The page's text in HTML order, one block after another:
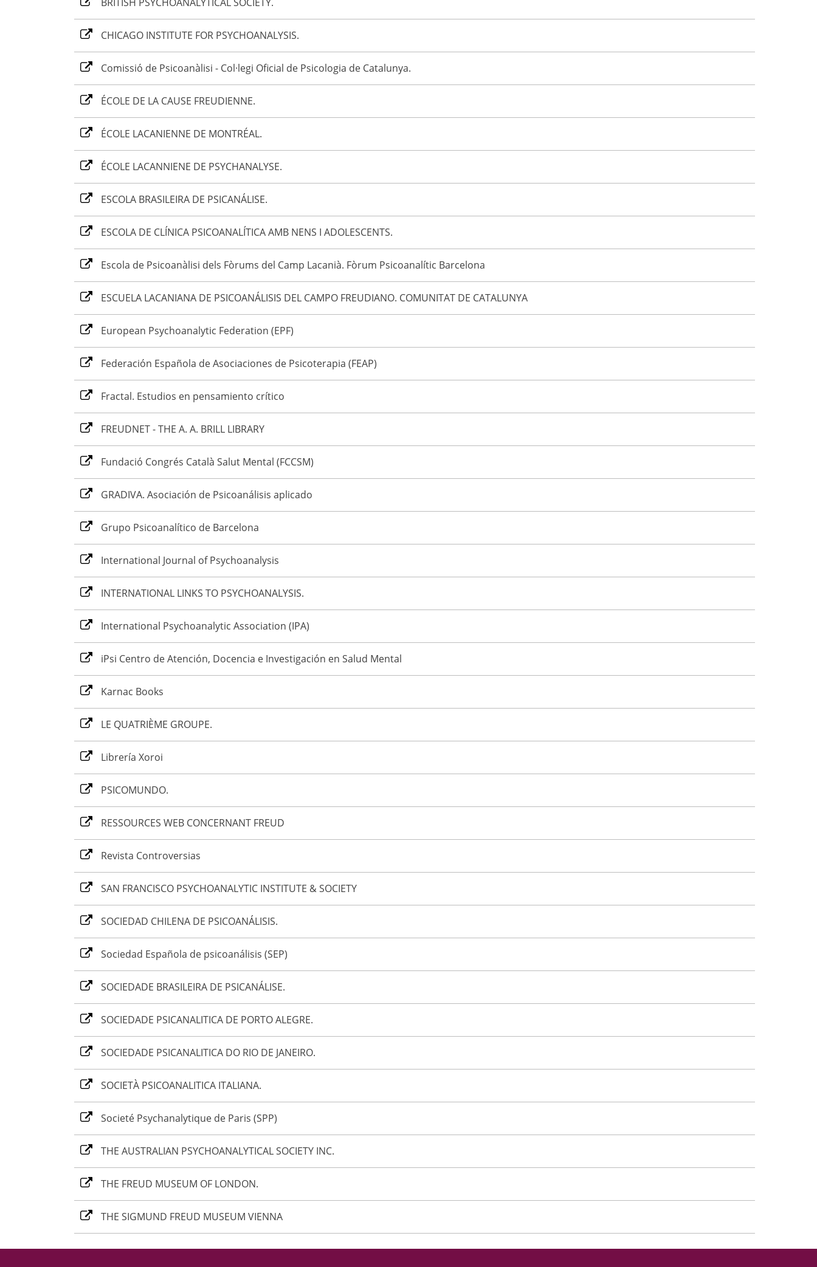
CHICAGO INSTITUTE FOR PSYCHOANALYSIS.
Comissió de Psicoanàlisi - Col·legi Oficial de Psicologia de Catalunya.
ÉCOLE DE LA CAUSE FREUDIENNE.
ÉCOLE LACANIENNE DE MONTRÉAL.
ÉCOLE LACANNIENE DE PSYCHANALYSE.
ESCOLA BRASILEIRA DE PSICANÁLISE.
ESCOLA DE CLÍNICA PSICOANALÍTICA AMB NENS I ADOLESCENTS.
Escola de Psicoanàlisi dels Fòrums del Camp Lacanià. Fòrum Psicoanalític Barcelona
ESCUELA LACANIANA DE PSICOANÁLISIS DEL CAMPO FREUDIANO. COMUNITAT DE CATALUNYA
European Psychoanalytic Federation (EPF)
Federación Española de Asociaciones de Psicoterapia (FEAP)
Fractal. Estudios en pensamiento crítico
FREUDNET - THE A. A. BRILL LIBRARY
Fundació Congrés Català Salut Mental (FCCSM)
GRADIVA. Asociación de Psicoanálisis aplicado
Grupo Psicoanalítico de Barcelona
International Journal of Psychoanalysis
INTERNATIONAL LINKS TO PSYCHOANALYSIS.
International Psychoanalytic Association (IPA)
iPsi Centro de Atención, Docencia e Investigación en Salud Mental
Karnac Books
LE QUATRIÈME GROUPE.
Librería Xoroi
PSICOMUNDO.
RESSOURCES WEB CONCERNANT FREUD
Revista Controversias
SAN FRANCISCO PSYCHOANALYTIC INSTITUTE & SOCIETY
SOCIEDAD CHILENA DE PSICOANÁLISIS.
Sociedad Española de psicoanálisis (SEP)
SOCIEDADE BRASILEIRA DE PSICANÁLISE.
SOCIEDADE PSICANALITICA DE PORTO ALEGRE.
SOCIEDADE PSICANALITICA DO RIO DE JANEIRO.
SOCIETÀ PSICOANALITICA ITALIANA.
Societé Psychanalytique de Paris (SPP)
THE AUSTRALIAN PSYCHOANALYTICAL SOCIETY INC.
THE FREUD MUSEUM OF LONDON.
THE SIGMUND FREUD MUSEUM VIENNA